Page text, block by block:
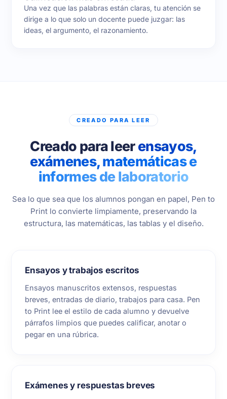
Una vez que las palabras están claras, tu atención se
dirige a lo que solo un docente puede juzgar: las
ideas, el argumento, el razonamiento.
CREADO PARA LEER
Creado para leerensayos,
exámenes, matemáticas e
informes de laboratorio
Sea lo que sea que los alumnos pongan en papel, Pen to
Print lo convierte limpiamente, preservando la
estructura, las matemáticas, las tablas y el diseño.
Ensayos y trabajos escritos
Ensayos manuscritos extensos, respuestas
breves, entradas de diario, trabajos para casa. Pen
to Print lee el estilo de cada alumno y devuelve
párrafos limpios que puedes calificar, anotar o
pegar en una rúbrica.
Exámenes y respuestas breves